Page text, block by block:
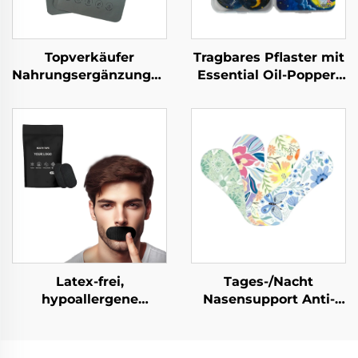
Topverkäufer
Nahrungsergänzungsmittel
Gesundheitsprodukt
Multivitamin-
Hautpatch für
Wohlbefinden
Tragbares Pflaster mit
Essential Oil-Popper-
fernzuhalten
Latex-frei,
hypoallergene
Tages-/Nacht
Nasensupport Anti-